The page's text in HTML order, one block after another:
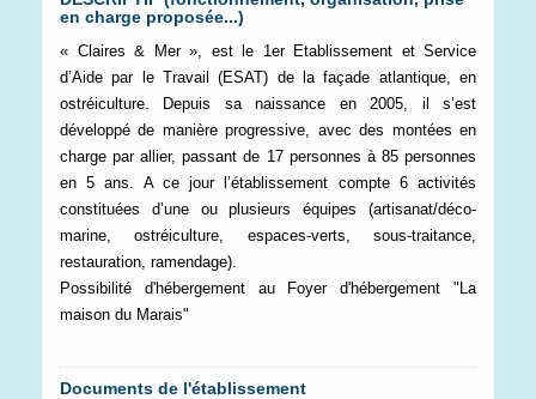
en charge proposée...)
« Claires & Mer », est le 1er Etablissement et Service
d’Aide par le Travail (ESAT) de la façade atlantique, en
ostréiculture. Depuis sa naissance en 2005, il s’est
développé de manière progressive, avec des montées en
charge par allier, passant de 17 personnes à 85 personnes
en 5 ans. A ce jour l’établissement compte 6 activités
constituées d’une ou plusieurs équipes (artisanat/déco-
marine, ostréiculture, espaces-verts, sous-traitance,
restauration, ramendage).
Possibilité d'hébergement au Foyer d'hébergement "La
maison du Marais"
Documents de l'établissement